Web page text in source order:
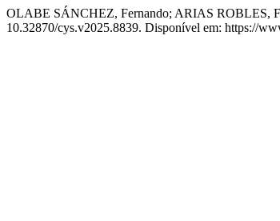
OLABE SÁNCHEZ, Fernando; ARIAS ROBLES,
10.32870/cys.v2025.8839. Disponível em: https://